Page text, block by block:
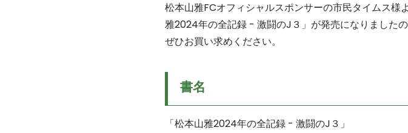
松本山雅FCオフィシャルスポンサーの市民タイムス
雅2024年の全記録 ­- 激闘のJ３」が発売になりましたの
ぜひお買い求めください。
書名
「松本山雅2024年の全記録 ­- 激闘のJ３」